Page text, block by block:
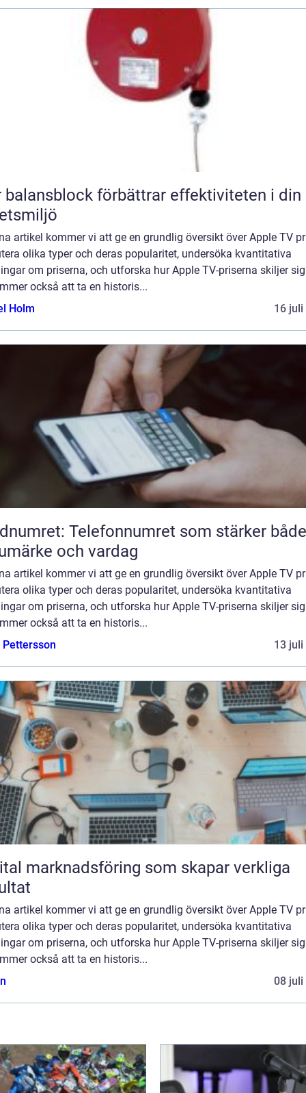
balansblock förbättrar effektiviteten i din
artikel kommer vi att ge en grundlig översikt över Apple TV
olika typer och deras popularitet, undersöka kvantitativa
om priserna, och utforska hur Apple TV-priserna skiljer
också att ta en historis...
Holm
16 juli
Telefonnumret som stärker både
och vardag
artikel kommer vi att ge en grundlig översikt över Apple TV
olika typer och deras popularitet, undersöka kvantitativa
om priserna, och utforska hur Apple TV-priserna skiljer
också att ta en historis...
13 juli
marknadsföring som skapar verkliga
artikel kommer vi att ge en grundlig översikt över Apple TV
olika typer och deras popularitet, undersöka kvantitativa
om priserna, och utforska hur Apple TV-priserna skiljer
också att ta en historis...
08 juli